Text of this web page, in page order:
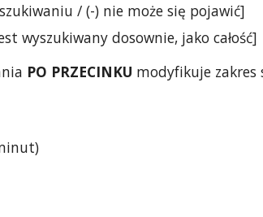
/ (-) nie może się pojawić]
wyszukiwany dosownie, jako całość]
PO PRZECINKU modyfikuje zakres